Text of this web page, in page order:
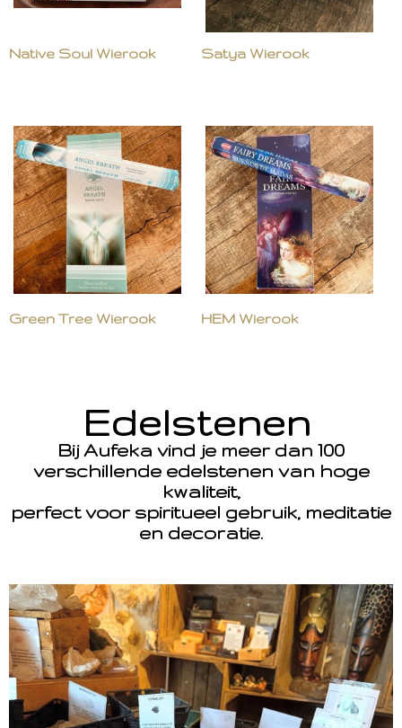
Native Soul Wierook Satya Wierook
Green Tree Wierook HEM Wierook
Edelstenen
Bij Aufeka vind je meer dan 100
verschillende edelstenen van hoge
kwaliteit,
perfect voor spiritueel gebruik, meditatie
en decoratie.